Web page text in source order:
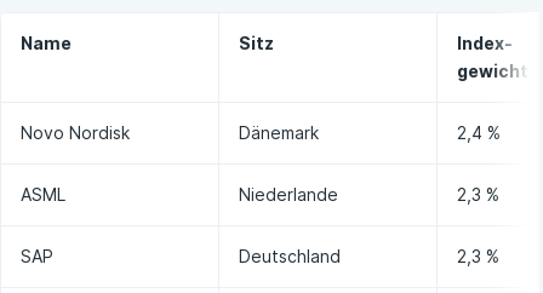
Name Sitz
Index-
gewicht
Novo Nordisk Dänemark 2,4 %
ASML Niederlande 2,3 %
SAP Deutschland 2,3 %